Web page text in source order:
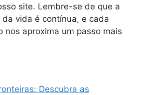
site. Lembre-se de que a
vida é contínua, e cada
nos aproxima um passo mais
Descubra as